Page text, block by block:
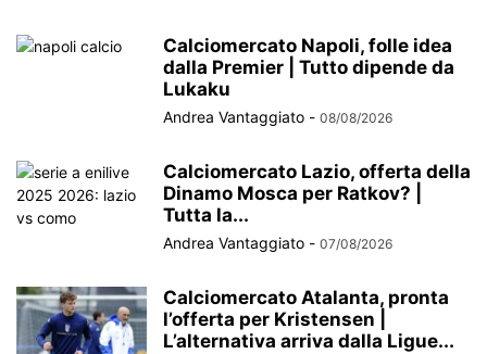
Calciomercato Napoli, folle idea
dalla Premier | Tutto dipende da
Lukaku
Andrea Vantaggiato - 08/08/2026
Calciomercato Lazio, offerta della
Dinamo Mosca per Ratkov? |
Tutta la...
Andrea Vantaggiato - 07/08/2026
Calciomercato Atalanta, pronta
l’offerta per Kristensen |
L’alternativa arriva dalla Ligue...